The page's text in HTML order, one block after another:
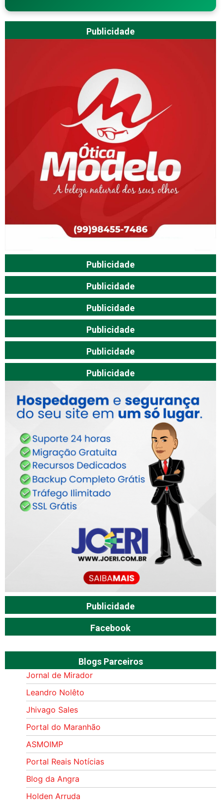
Publicidade
Publicidade
Publicidade
Publicidade
Publicidade
Publicidade
Publicidade
Publicidade
Facebook
Blogs Parceiros
Jornal de Mirador
Leandro Nolêto
Jhivago Sales
Portal do Maranhão
ASMOIMP
Portal Reais Notí­cias
Blog da Angra
Holden Arruda